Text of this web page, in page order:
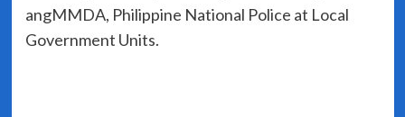
angMMDA, Philippine National Police at Local
Government Units.